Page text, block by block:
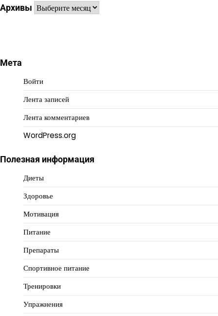
Архивы Архивы
Мета
Войти
Лента записей
Лента комментариев
WordPress.org
Полезная информация
Диеты
Здоровье
Мотивация
Питание
Препараты
Спортивное питание
Тренировки
Упражнения